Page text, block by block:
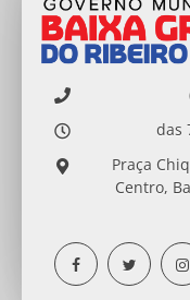
das
Praça
Centro,